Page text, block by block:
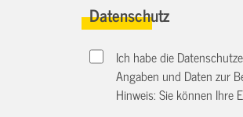
Datenschutz
Ich habe die
Angaben und Daten zur
Hinweis: Sie können Ihre